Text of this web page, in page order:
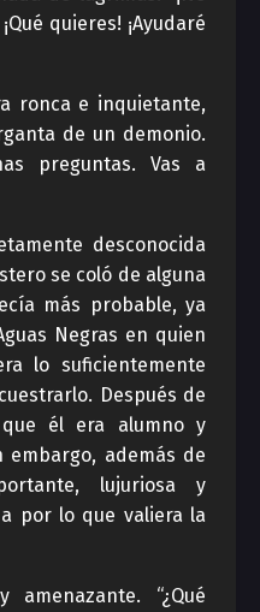
quieres! ¡Ayudaré
ronca e inquietante,
de un demonio.
preguntas. Vas a
desconocida
se coló de alguna
más probable, ya
Negras en quien
lo suficientemente
Después de
él era alumno y
embargo, además de
lujuriosa y
por lo que valiera la
“¿Qué